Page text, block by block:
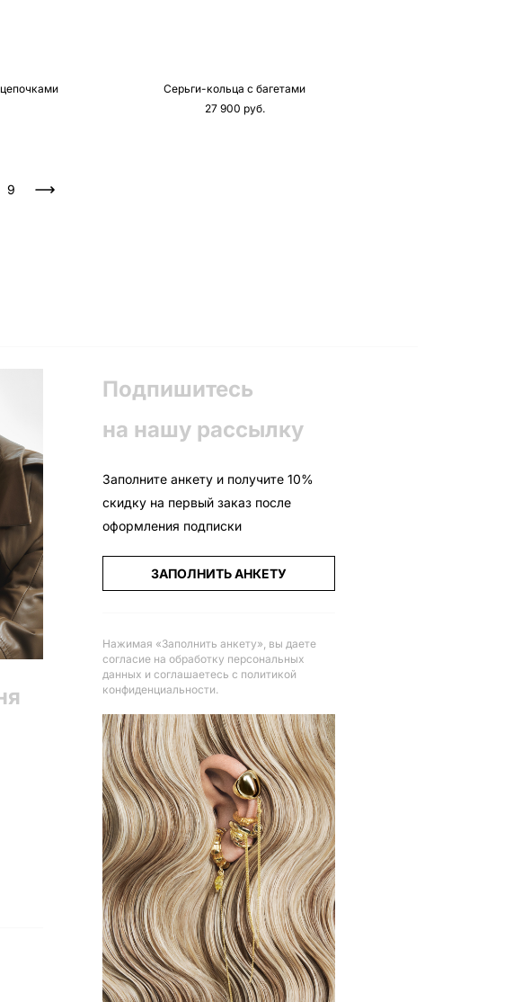
Серьги-кольца с багетами
27 900 pуб.
9
Подпишитесь
на нашу рассылку
Заполните анкету и получите 10%
скидку на первый заказ после
оформления подписки
ЗАПОЛНИТЬ АНКЕТУ
Нажимая «Заполнить анкету», вы даете
согласие на обработку персональных
данных и соглашаетесь с политикой
конфиденциальности.